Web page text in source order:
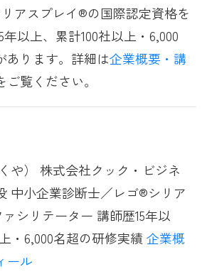
アスプレイ®の国際認定資格を
以上、累計100社以上・6,000
あります。詳細は企業概要・講
ご覧ください。
や） 株式会社クック・ビジネ
中小企業診断士／レゴ®シリア
シリテーター 講師歴15年以
・6,000名超の研修実績 企業概
ール